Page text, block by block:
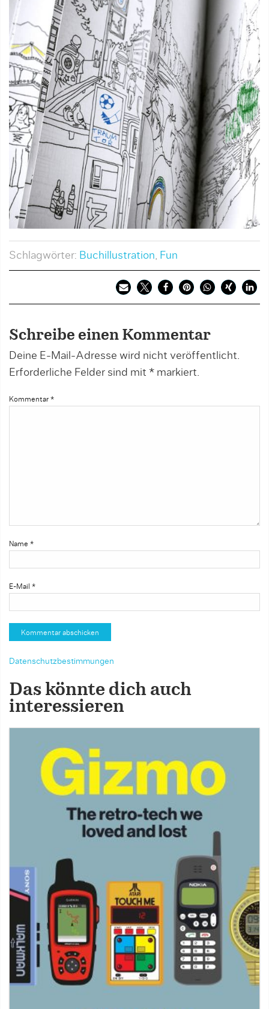
Schlagwörter: Buchillustration, Fun
Schreibe einen Kommentar
Deine E-Mail-Adresse wird nicht veröffentlicht.
Erforderliche Felder sind mit * markiert.
Kommentar *
Name *
E-Mail *
Datenschutzbestimmungen
Das könnte dich auch
interessieren